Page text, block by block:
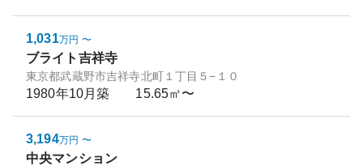
1,031万円 〜
ブライト吉祥寺
東京都武蔵野市吉祥寺北町１丁目５−１０
1980年10月築 15.65㎡〜
3,194万円 〜
中央マンション